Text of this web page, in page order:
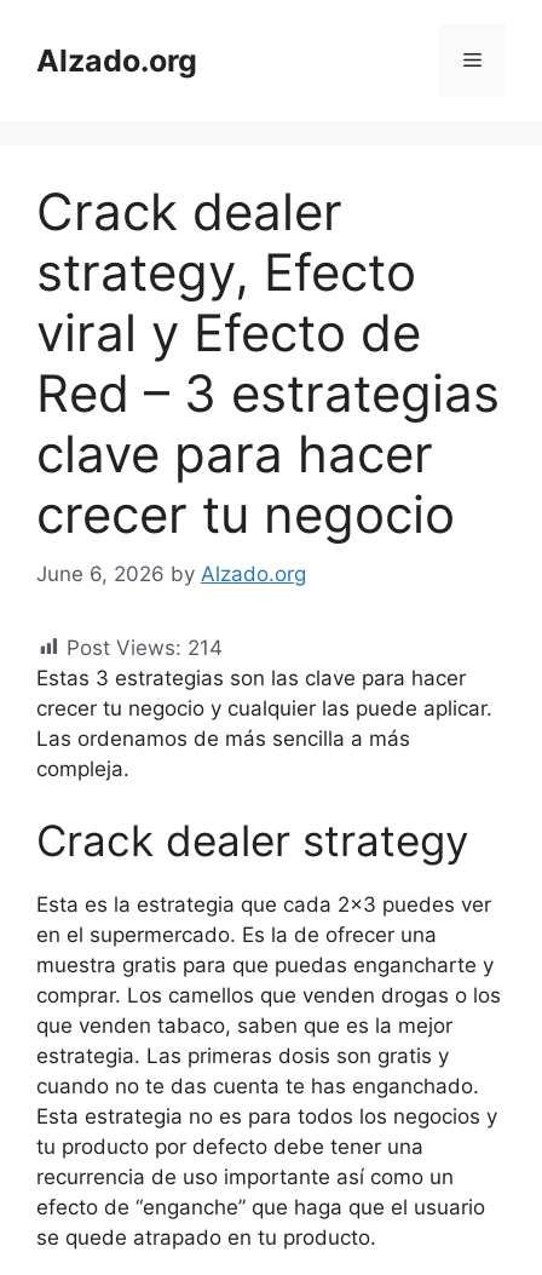
contentAlzado.org Menu
Crack dealer
strategy, Efecto
viral y Efecto de
Red – 3 estrategias
clave para hacer
crecer tu negocio
June 6, 2026 by Alzado.org
Post Views: 214
Estas 3 estrategias son las clave para hacer
crecer tu negocio y cualquier las puede aplicar.
Las ordenamos de más sencilla a más
compleja.
Crack dealer strategy
Esta es la estrategia que cada 2×3 puedes ver
en el supermercado. Es la de ofrecer una
muestra gratis para que puedas engancharte y
comprar. Los camellos que venden drogas o los
que venden tabaco, saben que es la mejor
estrategia. Las primeras dosis son gratis y
cuando no te das cuenta te has enganchado.
Esta estrategia no es para todos los negocios y
tu producto por defecto debe tener una
recurrencia de uso importante así como un
efecto de “enganche” que haga que el usuario
se quede atrapado en tu producto.